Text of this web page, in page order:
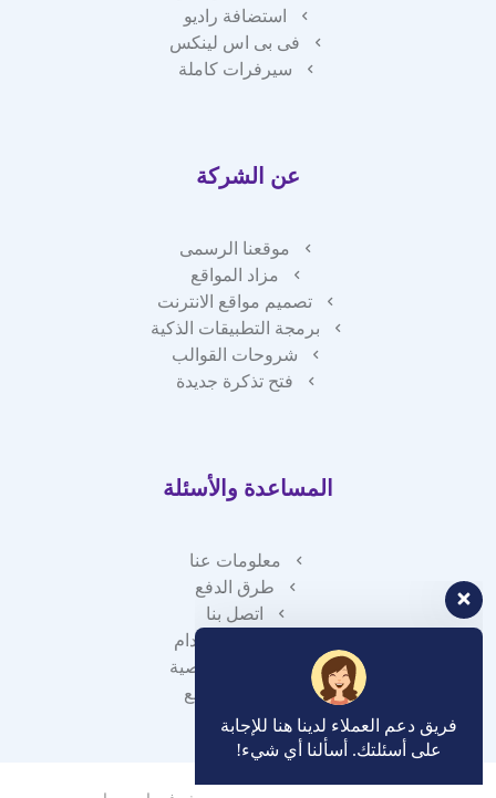
استضافة راديو
فى بى اس لينكس
سيرفرات كاملة
عن الشركة
موقعنا الرسمى
مزاد المواقع
تصميم مواقع الانترنت
برمجة التطبيقات الذكية
شروحات القوالب
فتح تذكرة جديدة
المساعدة والأسئلة
معلومات عنا
طرق الدفع
اتصل بنا
اتفاقية الإستخدام
سياسة الخصوصية
خريطة الموقعفريق دعم العملاء لدينا هنا للإجابة
على أسئلتك. أسألنا أي شيء!
? مرحبًا ، كيف يمكنني المساعدة؟